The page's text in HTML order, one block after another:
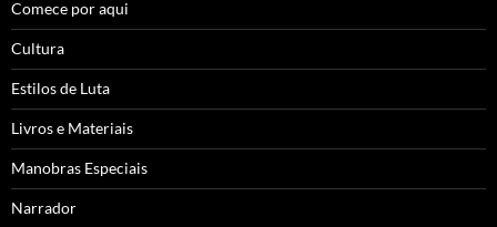
Comece por aqui
Cultura
Estilos de Luta
Livros e Materiais
Manobras Especiais
Narrador